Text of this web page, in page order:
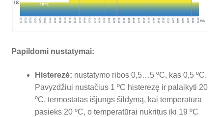
Papildomi nustatymai:
Histerezė: nustatymo ribos 0,5…5 ºC, kas 0,5 ºC.
Pavyzdžiui nustačius 1 ºC histerezę ir palaikyti 20
ºC, termostatas išjungs šildymą, kai temperatūra
pasieks 20 ºC, o temperatūrai nukritus iki 19 ºC